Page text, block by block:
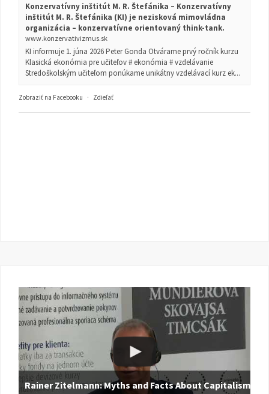
Konzervatívny inštitút M. R. Štefánika – Konzervatívny
inštitút M. R. Štefánika (KI) je nezisková mimovládna
organizácia – konzervatívne orientovaný think-tank.
www.konzervativizmus.sk
KI informuje 1. júna 2026 Peter Gonda Otvárame prvý ročník kurzu
Klasická ekonómia pre učiteľov # ekonómia # vzdelávanie
Stredoškolským učiteľom ponúkame unikátny vzdelávací kurz ek...
Zobraziť na Facebooku · Zdieľať
Rainer Zitelmann: Myths and Facts About Capitalism |